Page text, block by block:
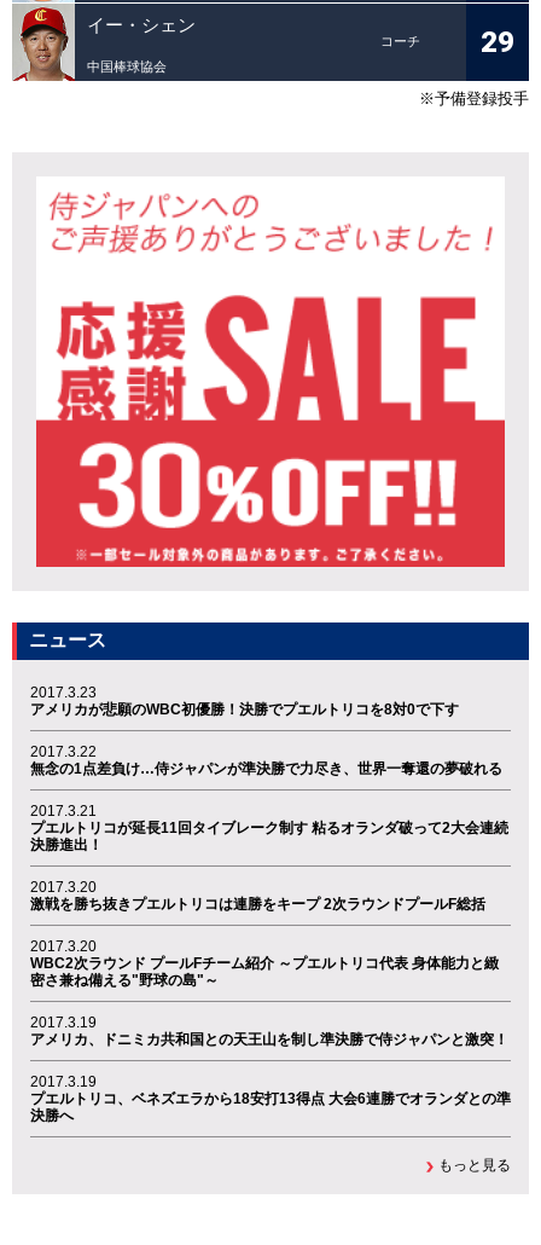
イー・シェン
コーチ
中国棒球協会
29
※予備登録投手
ニュース
2017.3.23
アメリカが悲願のWBC初優勝！決勝でプエルトリコを8対0で下す
2017.3.22
無念の1点差負け…侍ジャパンが準決勝で力尽き、世界一奪還の夢破れる
2017.3.21
プエルトリコが延長11回タイブレーク制す 粘るオランダ破って2大会連続
決勝進出！
2017.3.20
激戦を勝ち抜きプエルトリコは連勝をキープ 2次ラウンドプールF総括
2017.3.20
WBC2次ラウンド プールFチーム紹介 ～プエルトリコ代表 身体能力と緻
密さ兼ね備える"野球の島"～
2017.3.19
アメリカ、ドニミカ共和国との天王山を制し準決勝で侍ジャパンと激突！
2017.3.19
プエルトリコ、ベネズエラから18安打13得点 大会6連勝でオランダとの準
決勝へ
もっと見る